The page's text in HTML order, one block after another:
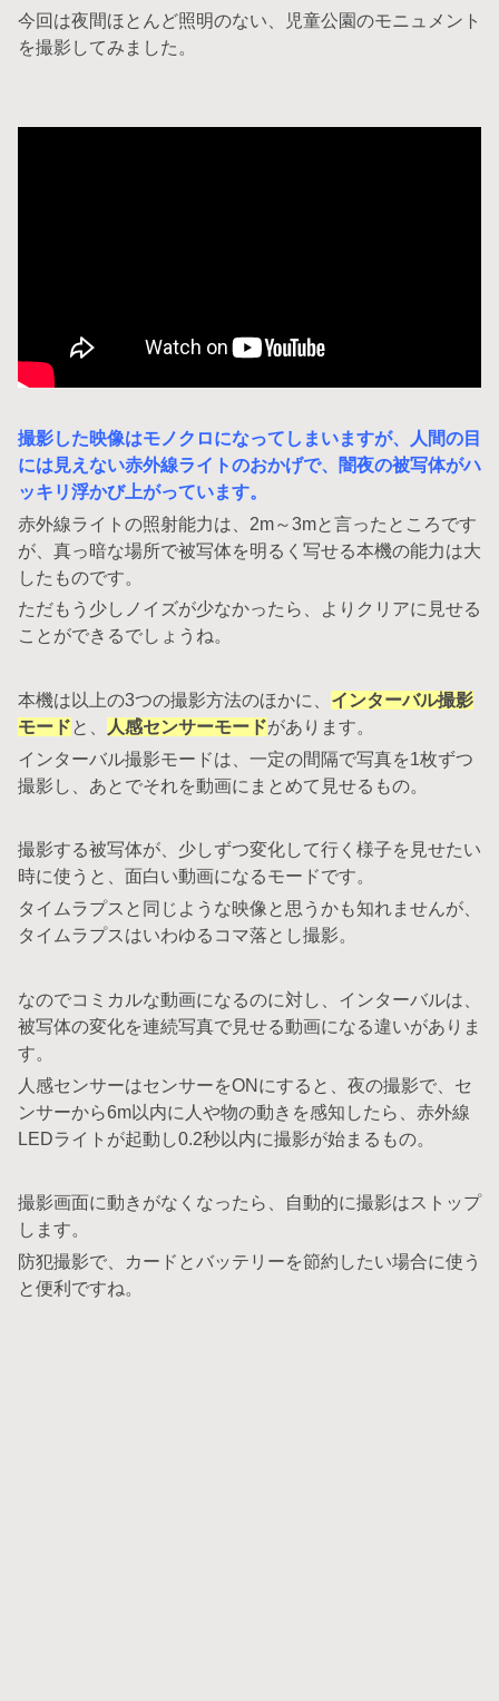
今回は夜間ほとんど照明のない、児童公園のモニュメント
を撮影してみました。
撮影した映像はモノクロになってしまいますが、人間の目
には見えない赤外線ライトのおかげで、闇夜の被写体がハ
ッキリ浮かび上がっています。
赤外線ライトの照射能力は、2m～3mと言ったところです
が、真っ暗な場所で被写体を明るく写せる本機の能力は大
したものです。
ただもう少しノイズが少なかったら、よりクリアに見せる
ことができるでしょうね。
本機は以上の3つの撮影方法のほかに、 インターバル撮影
モード と、 人感センサーモードがあります。
インターバル撮影モードは、一定の間隔で写真を1枚ずつ
撮影し、あとでそれを動画にまとめて見せるもの。
撮影する被写体が、少しずつ変化して行く様子を見せたい
時に使うと、面白い動画になるモードです。
タイムラプスと同じような映像と思うかも知れませんが、
タイムラプスはいわゆるコマ落とし撮影。
なのでコミカルな動画になるのに対し、インターバルは、
被写体の変化を連続写真で見せる動画になる違いがありま
す。
人感センサーはセンサーをONにすると、夜の撮影で、セ
ンサーから6m以内に人や物の動きを感知したら、赤外線
LEDライトが起動し0.2秒以内に撮影が始まるもの。
撮影画面に動きがなくなったら、自動的に撮影はストップ
します。
防犯撮影で、カードとバッテリーを節約したい場合に使う
と便利ですね。